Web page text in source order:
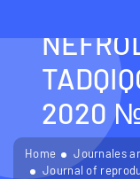
2020
Home
Journales
Journal of